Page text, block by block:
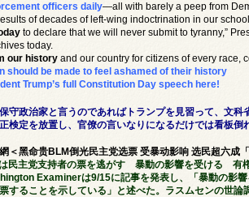
officers daily—all with barely a peep from
of decades of left-wing indoctrination in our
to declare that we will never submit to tyranny,”
today.
our historyand our country for citizens of every race,
should be made to feel ashamed of their history
Trump’s full Constitution Day speech here!
守政治家と言うのであればトランプを見習って、文科
検定を放置し、官僚の言いなりになるだけでは看板倒
＜黑命贵BLM倒光民主党选票 受暴动影响 选民超六成
民主党支持者の票を逃がす 暴動の影響を受ける 有
Examinerは9/15に記事を発表し、「暴動の影
することを示している」と述べた。ラスムセンの世論